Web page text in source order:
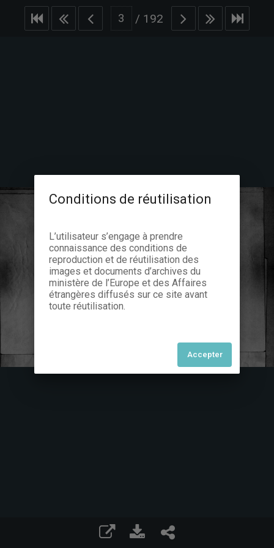
/ 192
Conditions de réutilisation
L’utilisateur s’engage à prendre
connaissance des conditions de
reproduction et de réutilisation des
images et documents d’archives du
ministère de l’Europe et des Affaires
étrangères diffusés sur ce site avant
toute réutilisation.